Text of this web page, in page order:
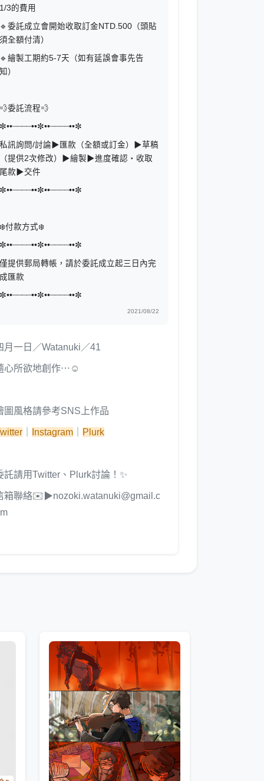
1/3的費用
🔹委託成立會開始收取訂金NTD.500（頭貼
須全額付清）
🔹繪製工期約5-7天（如有延誤會事先告
知）
💨委託流程💨
✼••┈┈┈┈••✼••┈┈┈┈••✼
私訊詢問/討論▶︎匯款（全額或訂金）▶︎草稿
（提供2次修改）▶︎繪製▶︎進度確認・收取
尾款▶︎交件
✼••┈┈┈┈••✼••┈┈┈┈••✼
❄️付款方式❄️
✼••┈┈┈┈••✼••┈┈┈┈••✼
僅提供郵局轉帳，請於委託成立起三日內完
成匯款
✼••┈┈┈┈••✼••┈┈┈┈••✼
2021/08/22
月一日／Watanuki／41
心所欲地創作⋯☺️
圖風格請參考SNS上作品
Instagram Plurk
託請用Twitter、Plurk討論！✨
箱聯絡✉️▶︎nozoki.watanuki@gmail.c